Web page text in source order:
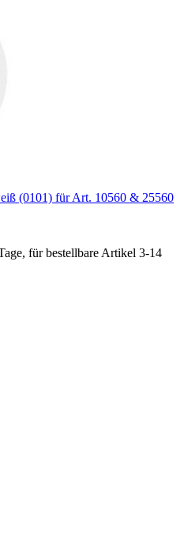
(0101) für Art. 10560 & 25560
für bestellbare Artikel 3-14